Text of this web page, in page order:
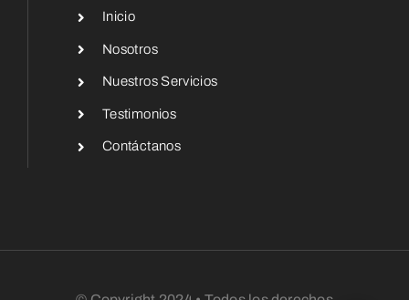
Inicio
Nosotros
Nuestros Servicios
Testimonios
Contáctanos